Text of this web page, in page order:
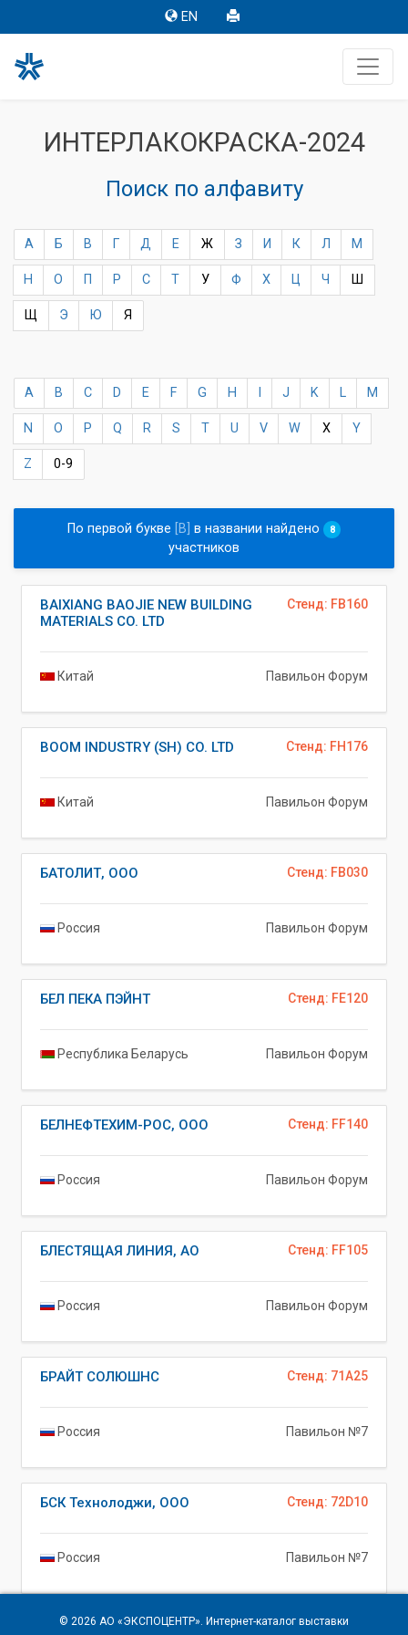
EN
ИНТЕРЛАКОКРАСКА-2024
Поиск по алфавиту
А Б В Г Д Е Ж З И К Л М
Н О П Р С Т У Ф Х Ц Ч Ш
Щ Э Ю Я
A B C D E F G H J K L M
N O P Q R S T U V W X Y
Z 0-9
По первой букве [B] в названии найдено 8
участников
Стенд: FB160
BAIXIANG BAOJIE NEW BUILDING
MATERIALS CO. LTD
Китай Павильон Форум
Стенд: FH176
BOOM INDUSTRY (SH) CO. LTD
Китай Павильон Форум
Стенд: FB030
БАТОЛИТ, ООО
Россия Павильон Форум
Стенд: FE120
БЕЛ ПЕКА ПЭЙНТ
Республика Беларусь Павильон Форум
Стенд: FF140
БЕЛНЕФТЕХИМ-РОС, ООО
Россия Павильон Форум
Стенд: FF105
БЛЕСТЯЩАЯ ЛИНИЯ, АО
Россия Павильон Форум
Стенд: 71A25
БРАЙТ СОЛЮШНС
Россия Павильон №7
Стенд: 72D10
БСК Технолоджи, ООО
Россия Павильон №7
© 2026 АО «ЭКСПОЦЕНТР». Интернет-каталог выставки